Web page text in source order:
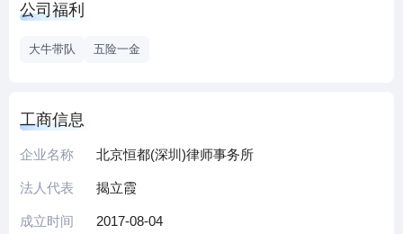
室。
法律服务的律师团队超过1,400人。恒都的专业法律人才大多
毕业于国内外知名法学院、商学院及工程学院，部分律师还
具备注册会计师、注册税务师、一级建造师、专利代理师及
其他专业资质和执业经验。相当一部分人员拥有法院、检察
事务所、会计师事务所、研究机构、投资银行等，能够深
公司福利
大牛带队 五险一金
工商信息
企业名称 北京恒都(深圳)律师事务所
法人代表 揭立霞
成立时间 2017-08-04